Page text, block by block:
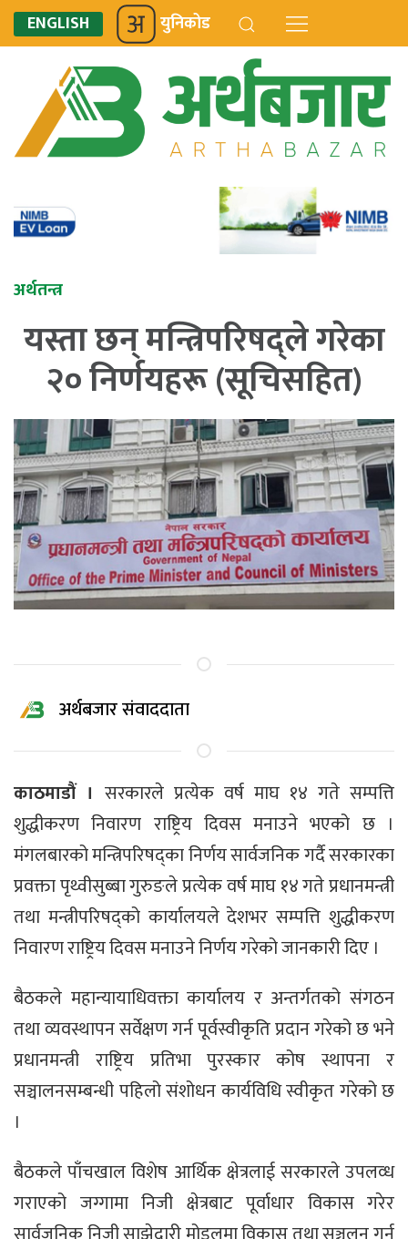
ENGLISH युनिकोड
अर्थतन्त्र
यस्ता छन् मन्त्रिपरिषद्ले गरेका
२० निर्णयहरू (सूचिसहित)
अर्थबजार संवाददाता
काठमाडौं । सरकारले प्रत्येक वर्ष माघ १४ गते सम्पत्ति
शुद्धीकरण निवारण राष्ट्रिय दिवस मनाउने भएको छ ।
मंगलबारको मन्त्रिपरिषद्का निर्णय सार्वजनिक गर्दै सरकारका
प्रवक्ता पृथ्वीसुब्बा गुरुङले प्रत्येक वर्ष माघ १४ गते प्रधानमन्त्री
तथा मन्त्रीपरिषद्को कार्यालयले देशभर सम्पत्ति शुद्धीकरण
निवारण राष्ट्रिय दिवस मनाउने निर्णय गरेको जानकारी दिए ।
बैठकले महान्यायाधिवक्ता कार्यालय र अन्तर्गतको संगठन
तथा व्यवस्थापन सर्वेक्षण गर्न पूर्वस्वीकृति प्रदान गरेको छ भने
प्रधानमन्त्री राष्ट्रिय प्रतिभा पुरस्कार कोष स्थापना र
सञ्चालनसम्बन्धी पहिलो संशोधन कार्यविधि स्वीकृत गरेको छ
।
बैठकले पाँचखाल विशेष आर्थिक क्षेत्रलाई सरकारले उपलव्ध
गराएको जग्गामा निजी क्षेत्रबाट पूर्वाधार विकास गरेर